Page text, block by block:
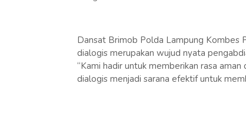
Dansat Brimob Polda Lampung Kombes
dialogis merupakan wujud nyata
“Kami hadir untuk memberikan rasa
dialogis menjadi sarana efektif untuk